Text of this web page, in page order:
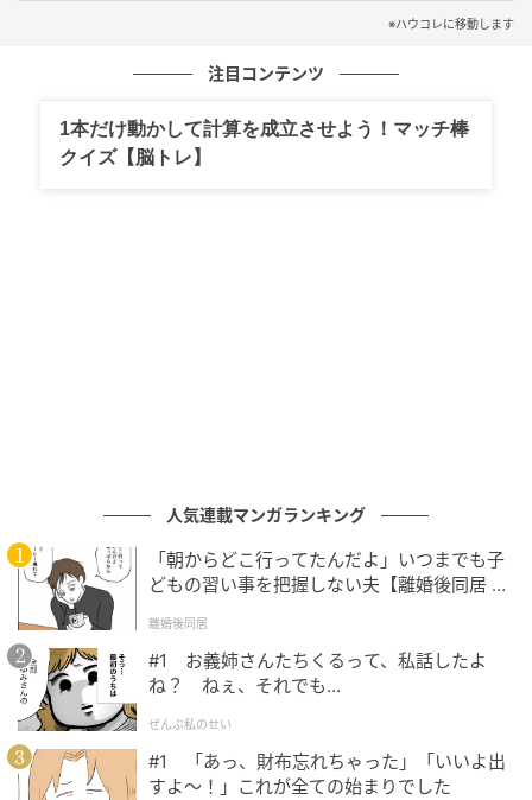
「本当はね、あのチーズケーキ、ずっと楽しみにして
すると夫は、はっとした顔になりました。
夫は「ごめん、頼まれたものもちゃんと買えばよかっ
たね」と謝ってくれました。私がもやもやしていたの
は、ショートケーキが嫌だったからではありません。
自分の「食べたい」を、もう一度ちゃんと受け取って
ほしかっただけなのだと気づきました。
その思いが伝わったことで、引っかかりはほどけてい
きました。次の休みには、二人であのチーズケーキを
買いに行く約束をしたのです。
※ハウコレに移動します
注目コンテンツ
1本だけ動かして計算を成立させよう！マッチ棒
クイズ【脳トレ】
人気連載マンガランキング
「朝からどこ行ってたんだよ」いつまでも子
どもの習い事を把握しない夫【離婚後同居 Vo
離婚後同居
#1 お義姉さんたちくるって、私話したよ
ね？ ねぇ、それでも…
ぜんぶ私のせい
#1 「あっ、財布忘れちゃった」「いいよ出
すよ〜！」これが全ての始まりでした